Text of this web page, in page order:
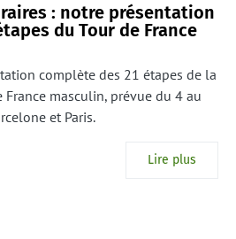
: notre présentation
du Tour de France
complète des 21 étapes de la
masculin, prévue du 4 au
et Paris.
Lire plus